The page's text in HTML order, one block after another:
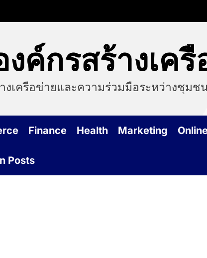
ค์กรสร้างเค
งเครือข่ายและความร่วมมือระหว่างชุม
Finance Health Marketing
Posts